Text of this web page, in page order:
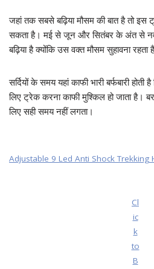
जहां तक सबसे बढ़िया मौसम की बात है तो इस
सकता है। मई से जून और सितंबर के अंत से
बढ़िया है क्योंकि उस वक्त मौसम सुहावना रहता
सर्दियों के समय यहां काफी भारी बर्फबारी
लिए ट्रेक करना काफी मुश्किल हो जाता है।
लिए सही समय नहीं लगता।
Adjustable 9 Led Anti Shock Trekking
Cl
ic
k
to
B